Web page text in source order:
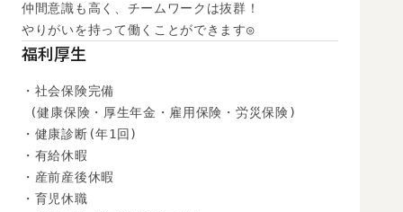
仲間意識も高く、チームワークは抜群！
やりがいを持って働くことができます◎
福利厚生
・社会保険完備
(健康保険・厚生年金・雇用保険・労災保険)
・健康診断(年1回)
・有給休暇
・産前産後休暇
・育児休職